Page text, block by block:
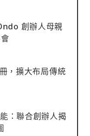
創辦人母親
，擴大布局傳統
：聯合創辦人揭